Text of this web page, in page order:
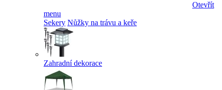
Otevřít
menu
Sekery Nůžky na trávu a keře
Zahradní dekorace